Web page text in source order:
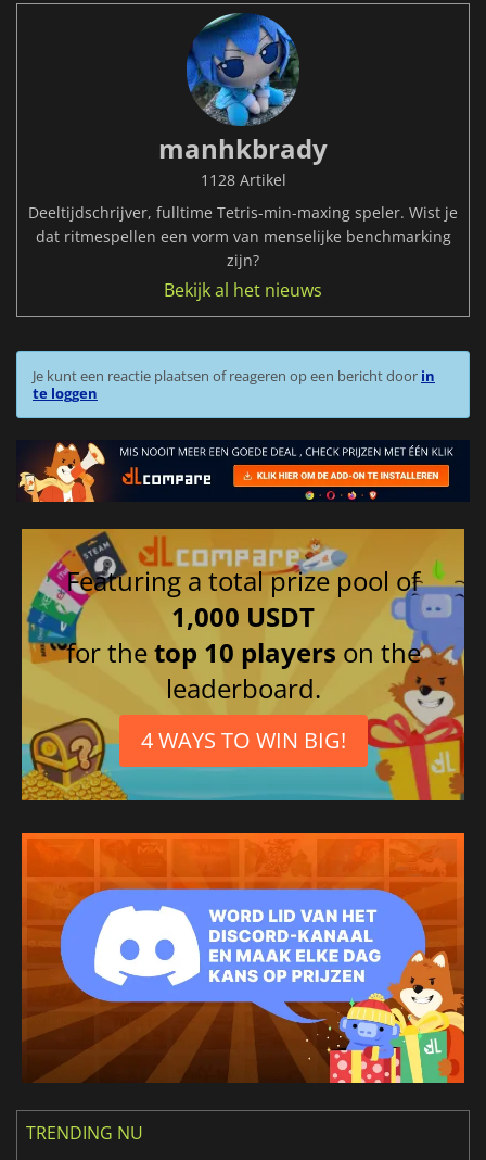
manhkbrady
1128 Artikel
Deeltijdschrijver, fulltime Tetris-min-maxing speler. Wist je
dat ritmespellen een vorm van menselijke benchmarking
zijn?
Bekijk al het nieuws
Je kunt een reactie plaatsen of reageren op een bericht door in
te loggen
Featuring a total prize pool of
1,000 USDT
for thetop 10 players on the
leaderboard.
4 WAYS TO WIN BIG!
TRENDING NU